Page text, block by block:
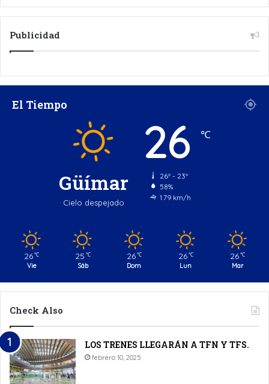
Publicidad
El Tiempo
Güímar
Cielo despejado
26 ℃
26º - 23º
58%
1.79 km/h
26 ℃
Vie
25 ℃
Sáb
26 ℃
Dom
26 ℃
Lun
26 ℃
Mar
Check Also
LOS TRENES LLEGARÁN A TFN Y TFS.
febrero 10, 2025